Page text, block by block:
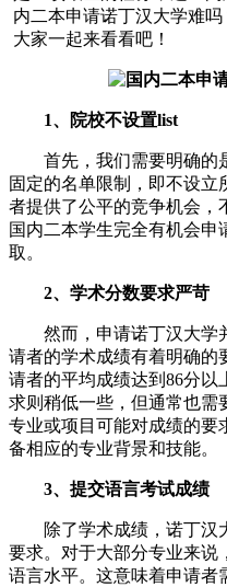
内二本申请诺丁汉大学难
大家一起来看看吧！
1、院校不设置list
首先，我们需要明确的
固定的名单限制，即不设立
者提供了公平的竞争机会，
国内二本学生完全有机会
取。
2、学术分数要求严苛
然而，申请诺丁汉大学
请者的学术成绩有着明确的
请者的平均成绩达到86分
求则稍低一些，但通常也需
专业或项目可能对成绩的要
备相应的专业背景和技能。
3、提交语言考试成绩
除了学术成绩，诺丁汉
要求。对于大部分专业来说
语言水平。这意味着申请者